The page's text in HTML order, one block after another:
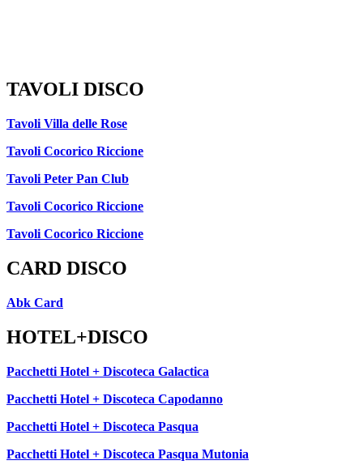
TAVOLI DISCO
Tavoli Villa delle Rose
Tavoli Cocorico Riccione
Tavoli Peter Pan Club
Tavoli Cocorico Riccione
Tavoli Cocorico Riccione
CARD DISCO
Abk Card
HOTEL+DISCO
Pacchetti Hotel + Discoteca Galactica
Pacchetti Hotel + Discoteca Capodanno
Pacchetti Hotel + Discoteca Pasqua
Pacchetti Hotel + Discoteca Pasqua Mutonia